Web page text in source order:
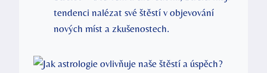
tendenci nalézat své⁢ štěstí ⁤v objevování
nových míst a zkušenostech.